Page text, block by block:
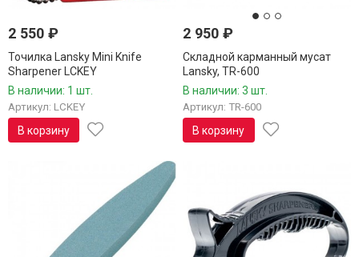
2 550 ₽
Точилка Lansky Mini Knife
Sharpener LCKEY
В наличии: 1 шт.
Артикул: LCKEY
В корзину
2 950₽
Складной карманный мусат
Lansky, TR-600
В наличии: 3 шт.
Артикул: TR-600
В корзину